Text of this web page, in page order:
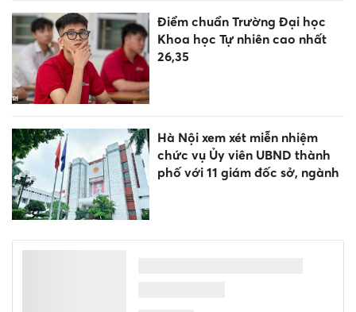
Điểm chuẩn Trường Đại học
Khoa học Tự nhiên cao nhất
26,35
Hà Nội xem xét miễn nhiệm
chức vụ Ủy viên UBND thành
phố với 11 giám đốc sở, ngành